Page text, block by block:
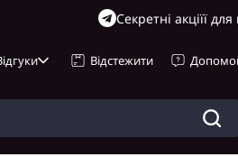
Cекретні акціїї
Відстежити